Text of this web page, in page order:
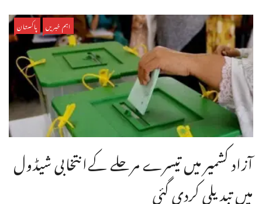
اہم خبریں پاکستان
آزاد کشمیر میں تیسرے مرحلے کےانتخابی شیڈول
میں تبدیلی کردی گئی